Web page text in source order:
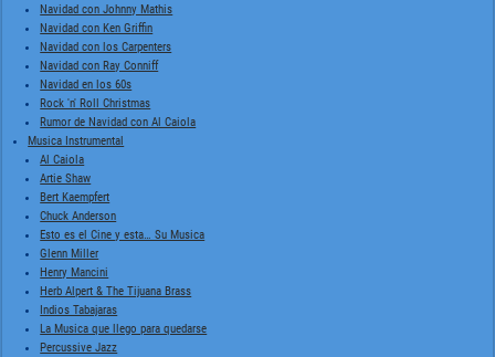
Navidad con Johnny Mathis
Navidad con Ken Griffin
Navidad con los Carpenters
Navidad con Ray Conniff
Navidad en los 60s
Rock 'n' Roll Christmas
Rumor de Navidad con Al Caiola
Musica Instrumental
Al Caiola
Artie Shaw
Bert Kaempfert
Chuck Anderson
Esto es el Cine y esta… Su Musica
Glenn Miller
Henry Mancini
Herb Alpert & The Tijuana Brass
Indios Tabajaras
La Musica que llego para quedarse
Percussive Jazz